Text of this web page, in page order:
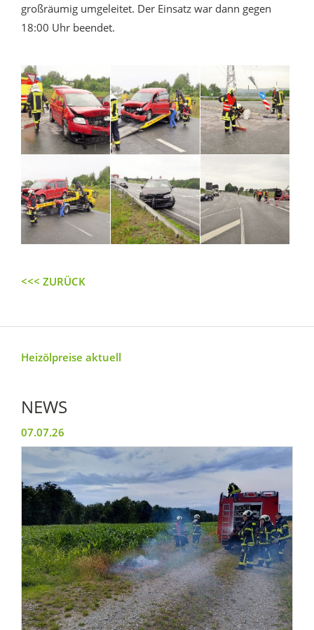
großräumig umgeleitet. Der Einsatz war dann gegen
18:00 Uhr beendet.
<<< ZURÜCK
Heizölpreise aktuell
NEWS
07.07.26